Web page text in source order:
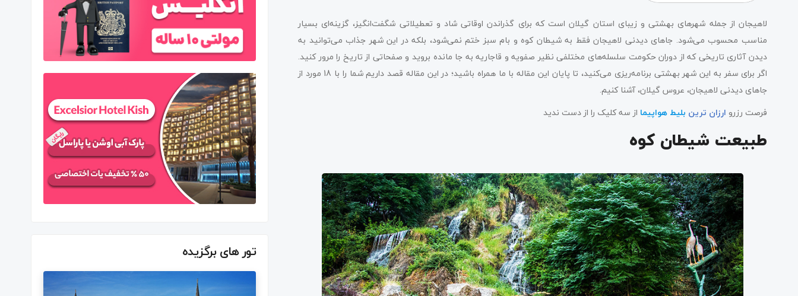
لاهیجان از جمله شهرهای بهشتی و زیبای استان گیلان است که برای گذراندن اوقاتی شاد و تعطیلاتی شگفت‌انگیز، گزینه‌ای بسیار
مناسب محسوب می‌شود. جاهای دیدنی لاهیجان فقط به شیطان کوه و بام سبز ختم نمی‌شود، بلکه در این شهر جذاب می‌توانید به
دیدن آثاری تاریخی که از دوران حکومت سلسله‌های مختلفی نظیر صفویه و قاجاریه به جا مانده بروید و صفحاتی از تاریخ را مرور کنید.
اگر برای سفر به این شهر بهشتی برنامه‌ریزی می‌کنید، تا پایان این مقاله با ما همراه باشید؛ در این مقاله قصد داریم شما را با 18 مورد از
جاهای دیدنی لاهیجان، عروس گیلان، آشنا کنیم.
فرصت رزرو ارزان ترین بلیط هواپیما از سه کلیک را از دست ندید
طبیعت شیطان کوه
تور های برگزیده